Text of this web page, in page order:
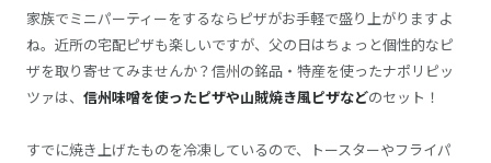
家族でミニパーティーをするならピザがお手軽で盛り上がりますよ
ね。近所の宅配ピザも楽しいですが、父の日はちょっと個性的なピ
ザを取り寄せてみませんか？信州の銘品・特産を使ったナポリピッ
ツァは、 信州味噌を使ったピザや山賊焼き風ピザなどのセット！
すでに焼き上げたものを冷凍しているので、トースターやフライパ